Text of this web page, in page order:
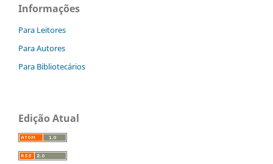
Informações
Para Leitores
Para Autores
Para Bibliotecários
Edição Atual